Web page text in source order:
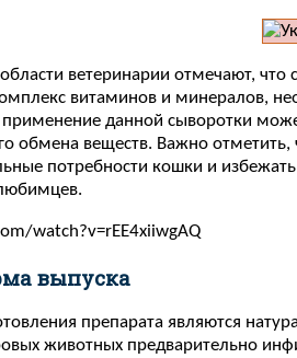
ветеринарии отмечают,
витаминов и минералов,
применение данной сыворотки
обмена веществ. Важно отметить,
потребности кошки и
watch?v=rEE4xiiwgAQ
выпуска
препарата являются
животных предварительно